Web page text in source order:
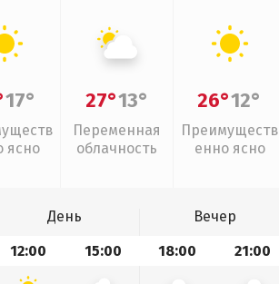
17°
ясно
27°13°
Переменная
облачность
26°12°
Преимуществ
енно ясно
День
Вечер
12:00 15:00 18:00 21:00